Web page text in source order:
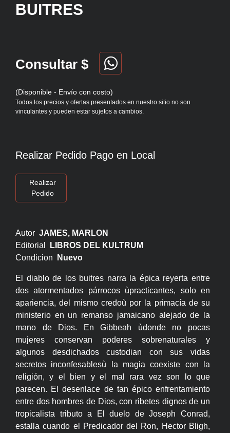
BUITRES
Consultar $
(Disponible - Envío con costo)
Todos los precios y ofertas presentados en nuestro sitio no son
vinculantes y pueden estar sujetos a cambios.
Realizar Pedido Pago en Local
Realizar
Pedido
Autor JAMES, MARLON
Editorial
LIBROS DEL KULTRUM
Condicion
Nuevo
El diablo de los buitres narra la épica reyerta entre
dos atormentados párrocos ùpracticantes, solo en
apariencia, del mismo credoù por la primacía de su
ministerio en un remanso jamaicano alejado de la
mano de Dios. En Gibbeah ùdonde no pocas
mujeres conservan poderes sobrenaturales y
algunos desdichados custodian con sus vidas
secretos inconfesablesù la magia coexiste con la
religión, y el bien y el mal rara vez son lo que
parecen. El desenlace de tan épico enfrentamiento
entre dos hombres de Dios, con ribetes dignos de un
tropicalista tributo a El duelo de Joseph Conrad,
estalla cuando el Predicador del Ron, Hector Bligh,